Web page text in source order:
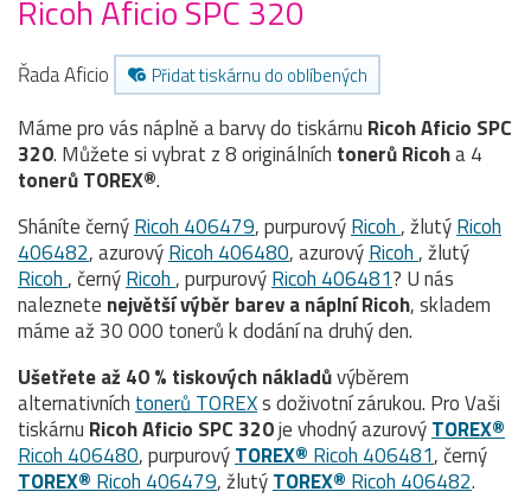
Ricoh Aficio SPC 320
Řada Aficio Přidat tiskárnu do oblíbených
Máme pro vás náplně a barvy do tiskárnu Ricoh Aficio SPC
320. Můžete si vybrat z 8 originálních tonerůRicoha 4
tonerů TOREX®.
Sháníte černýRicoh 406479, purpurovýRicoh, žlutýRicoh
406482, azurovýRicoh 406480, azurovýRicoh, žlutý
Ricoh, černýRicoh, purpurovýRicoh 406481? U nás
naleznete největší výběr barev a náplní Ricoh, skladem
máme až 30 000 tonerů k dodání na druhý den.
Ušetřete až 40 % tiskových nákladůvýběrem
alternativních tonerů TOREXs doživotní zárukou. Pro Vaši
tiskárnu Ricoh Aficio SPC 320je vhodný azurovýTOREX®
Ricoh 406480, purpurovýTOREX® Ricoh 406481, černý
TOREX® Ricoh 406479, žlutýTOREX® Ricoh 406482.